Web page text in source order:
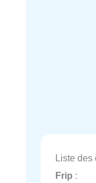
Liste des
Frip :